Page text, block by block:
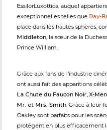
EssilorLuxottica, auquel
exceptionnelles telles que Ray-
place dans les hautes sphères,
Middleton, la sœur de la
Prince William.
Grâce aux fans de l’industrie
ont aussi fait des apparitions
La Chute du Faucon Noir, X-Men
Mr. et Mrs. Smith. Grâce à leur
Oakley sont parfaits pour les
protègent en plus efficacement